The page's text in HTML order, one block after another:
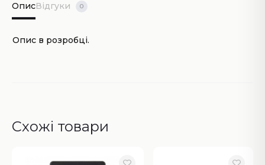
ОписВідгуки 0
Опис в розробці.
Схожі товари